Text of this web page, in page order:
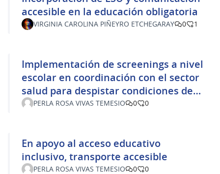
accesible en la educación obligatoria
VIRGINIA CAROLINA PIÑEYRO ETCHEGARAY 0 1
Implementación de screenings a nivel
escolar en coordinación con el sector
salud para despistar condiciones de
discapacidad
PERLA ROSA VIVAS TEMESIO 0 0
En apoyo al acceso educativo
inclusivo, transporte accesible
PERLA ROSA VIVAS TEMESIO 0 0